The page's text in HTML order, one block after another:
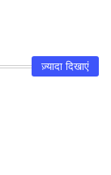
ज़्यादा दिखाएं